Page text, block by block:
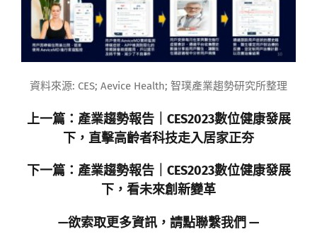
資料來源: CES; Aevice Health; 智璞產業趨勢研究所整理
上一篇： 產業趨勢報告｜CES2023數位健康發展
下，直擊高齡者科技走入居家正夯
下一篇： 產業趨勢報告｜CES2023數位健康發展
下，看未來創新變革
—欲索取更多資訊，請點聯繫我們 —